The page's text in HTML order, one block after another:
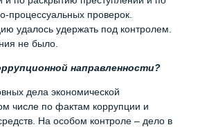
процессуальных проверок.
удалось удержать под контролем.
не было.
направленности?
дела экономической
числе по фактам коррупции и
На особом контроле – дело в